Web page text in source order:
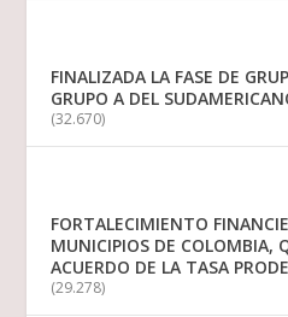
FINALIZADA LA FASE DE
GRUPO A DEL
(32.670)
FORTALECIMIENTO
MUNICIPIOS DE COLOMBIA,
ACUERDO DE LA TASA
(29.278)